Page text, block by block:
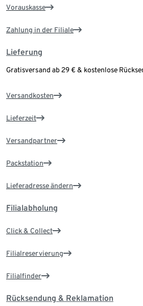
Vorauskasse
Zahlung in der Filiale
Lieferung
Gratisversand ab 29 € & kostenlose
Versandkosten
Lieferzeit
Versandpartner
Packstation
Lieferadresse ändern
Filialabholung
Click & Collect
Filialreservierung
Filialfinder
Rücksendung & Reklamation